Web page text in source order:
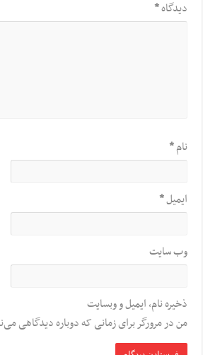
دیدگاه*
نام*
ایمیل*
وب‌ سایت
ذخیره نام، ایمیل و وبسایت
من در مرورگر برای زمانی که دوباره دیدگاهی